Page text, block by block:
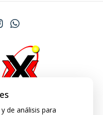
de análisis para